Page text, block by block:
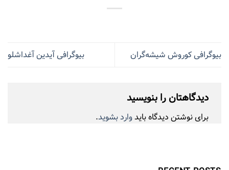
بیوگرافی کوروش شیشه‌گران بیوگرافی آیدین آغداشلو
دیدگاهتان را بنویسید
برای نوشتن دیدگاه بایدوارد بشوید.